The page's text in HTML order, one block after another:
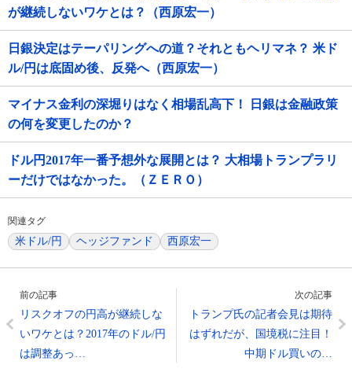
が継続しないワケとは？（西原宏一）
日銀決定はテーパリングへの道？それともヘリマネ？ 米ド
ル/円は底固め後、反発へ（西原宏一）
マイナス金利の深堀りはなく相場乱高下！ 日銀は金融政策
の何を変更したのか？
ドル円2017年一番予想外な展開とは？ 大相場トランプラリ
ーだけではなかった。（ＺＥＲＯ）
関連タグ
米ドル/円 ヘッジファンド 西原宏一
前の記事
リスクオフの円高が継続しな
いワケとは？2017年のドル/円
は調整あっ…
次の記事
トランプ氏の記者会見は期待
はずれだが、国境税に注目！
中期ドル買いの…